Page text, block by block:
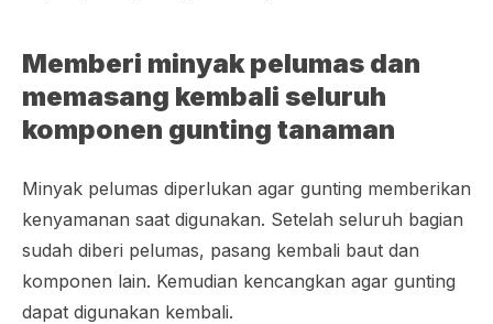
Memberi minyak pelumas dan
memasang kembali seluruh
komponen gunting tanaman
Minyak pelumas diperlukan agar gunting memberikan
kenyamanan saat digunakan. Setelah seluruh bagian
sudah diberi pelumas, pasang kembali baut dan
komponen lain. Kemudian kencangkan agar gunting
dapat digunakan kembali.